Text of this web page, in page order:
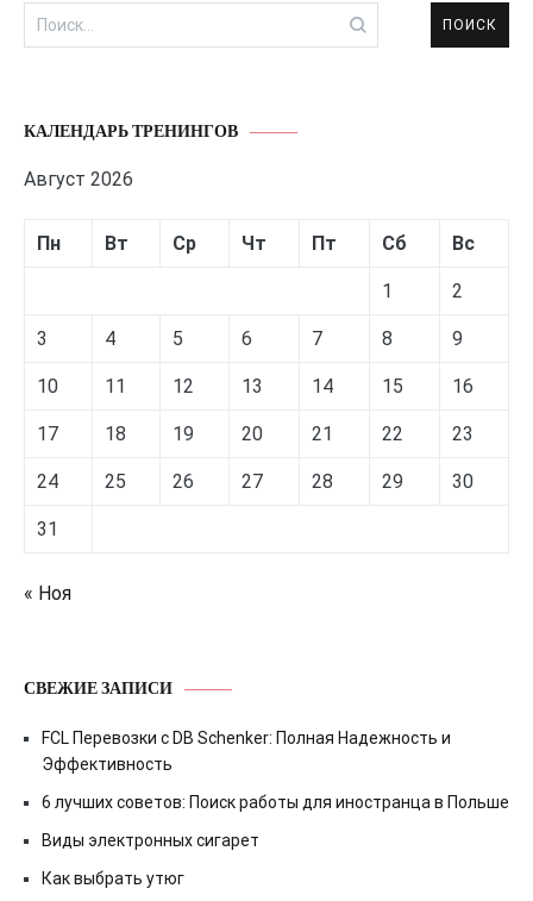
Найти:
КАЛЕНДАРЬ ТРЕНИНГОВ
Август 2026
Пн Вт Ср Чт Пт Сб Вс
1 2
3 4 5 6 7 8 9
10 11 12 13 14 15 16
17 18 19 20 21 22 23
24 25 26 27 28 29 30
31
« Ноя
СВЕЖИЕ ЗАПИСИ
FCL Перевозки с DB Schenker: Полная Надежность и
Эффективность
6 лучших советов: Поиск работы для иностранца в Польше
Виды электронных сигарет
Как выбрать утюг